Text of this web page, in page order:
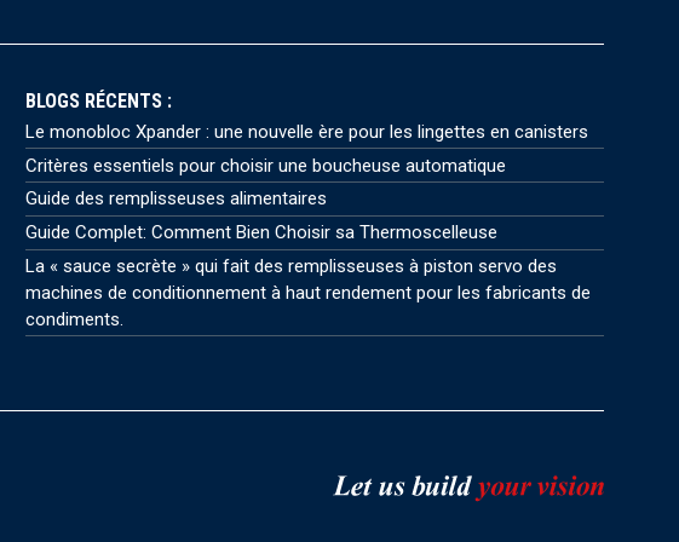
BLOGS RÉCENTS :
Le monobloc Xpander : une nouvelle ère pour les lingettes en canisters
Critères essentiels pour choisir une boucheuse automatique
Guide des remplisseuses alimentaires
Guide Complet: Comment Bien Choisir sa Thermoscelleuse
La « sauce secrète » qui fait des remplisseuses à piston servo des
machines de conditionnement à haut rendement pour les fabricants de
condiments.